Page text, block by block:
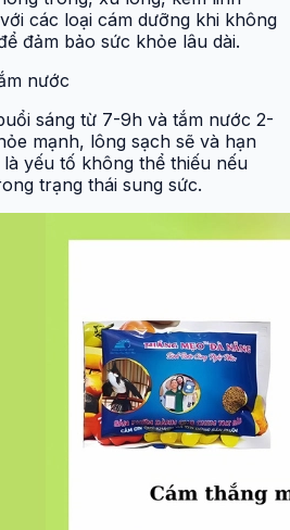
các loại cám dưỡng khi không
đảm bảo sức khỏe lâu dài.
nước
sáng từ 7-9h và tắm nước 2-
mạnh, lông sạch sẽ và hạn
yếu tố không thể thiếu nếu
trạng thái sung sức.